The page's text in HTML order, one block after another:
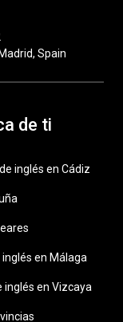
Spain
de ti
inglés en Cádiz
en Málaga
inglés en Vizcaya